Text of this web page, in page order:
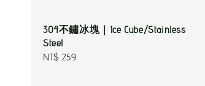
304不鏽冰塊｜Ice Cube/Stainless
Steel
Regular
NT$ 259